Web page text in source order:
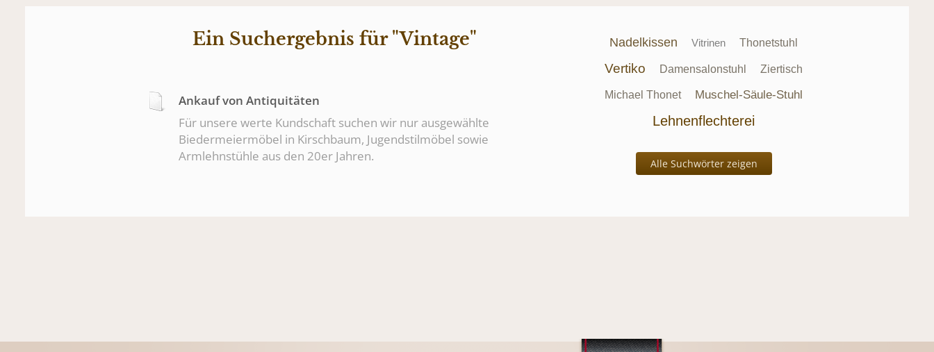
Ein Suchergebnis für "Vintage"
Ankauf von Antiquitäten
Für unsere werte Kundschaft suchen wir nur ausgewählte
Biedermeiermöbel in Kirschbaum, Jugendstilmöbel sowie
Armlehnstühle aus den 20er Jahren.
Nadelkissen Vitrinen Thonetstuhl
Vertiko Damensalonstuhl Ziertisch
Michael Thonet Muschel-Säule-Stuhl
Lehnenflechterei
Alle Suchwörter zeigen